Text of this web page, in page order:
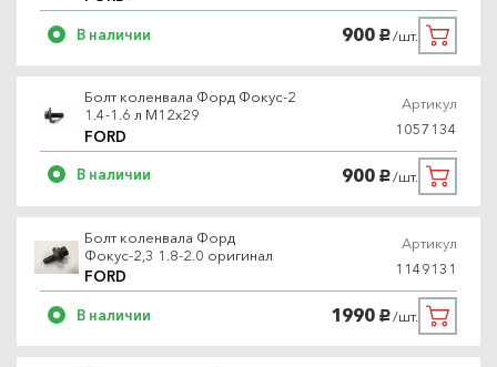
В наличии 900 руб./шт.
Болт коленвала Форд Фокус-2
1.4-1.6 л M12x29
FORD
Артикул
1057134
В наличии 900 руб./шт.
Болт коленвала Форд
Фокус-2,3 1.8-2.0 оригинал
FORD
Артикул
1149131
В наличии 1990 руб./шт.